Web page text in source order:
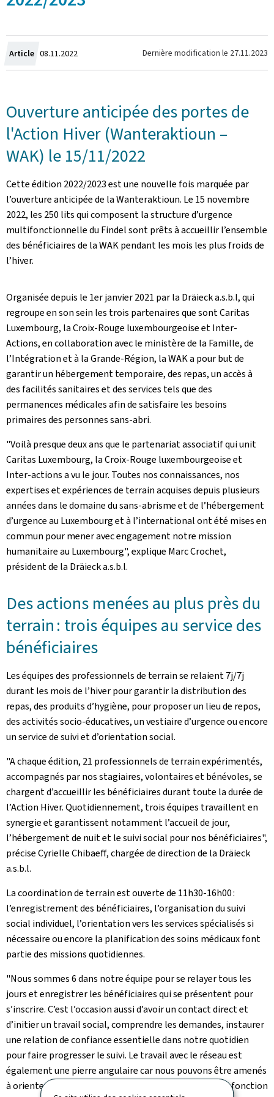
Article Crée
le
08.11.2022 Dernière modification le 27.11.2023
Ouverture anticipée des portes de
l'Action Hiver (Wanteraktioun –
WAK) le 15/11/2022
Cette édition 2022/2023 est une nouvelle fois marquée par
l’ouverture anticipée de la Wanteraktioun. Le 15 novembre
2022, les 250 lits qui composent la structure d’urgence
multifonctionnelle du Findel sont prêts à accueillir l’ensemble
des bénéficiaires de la WAK pendant les mois les plus froids de
l’hiver.
Organisée depuis le 1er janvier 2021 par la Dräieck a.s.b.l, qui
regroupe en son sein les trois partenaires que sont Caritas
Luxembourg, la Croix-Rouge luxembourgeoise et Inter-
Actions, en collaboration avec le ministère de la Famille, de
l’Intégration et à la Grande-Région, la WAK a pour but de
garantir un hébergement temporaire, des repas, un accès à
des facilités sanitaires et des services tels que des
permanences médicales afin de satisfaire les besoins
primaires des personnes sans-abri.
"Voilà presque deux ans que le partenariat associatif qui unit
Caritas Luxembourg, la Croix-Rouge luxembourgeoise et
Inter-actions a vu le jour. Toutes nos connaissances, nos
expertises et expériences de terrain acquises depuis plusieurs
années dans le domaine du sans-abrisme et de l’hébergement
d’urgence au Luxembourg et à l’international ont été mises en
commun pour mener avec engagement notre mission
humanitaire au Luxembourg", explique Marc Crochet,
président de la Dräieck a.s.b.l.
Des actions menées au plus près du
terrain : trois équipes au service des
bénéficiaires
Les équipes des professionnels de terrain se relaient 7j/7j
durant les mois de l’hiver pour garantir la distribution des
repas, des produits d’hygiène, pour proposer un lieu de repos,
des activités socio-éducatives, un vestiaire d’urgence ou encore
un service de suivi et d’orientation social.
"A chaque édition, 21 professionnels de terrain expérimentés,
accompagnés par nos stagiaires, volontaires et bénévoles, se
chargent d’accueillir les bénéficiaires durant toute la durée de
l’Action Hiver. Quotidiennement, trois équipes travaillent en
synergie et garantissent notamment l’accueil de jour,
l’hébergement de nuit et le suivi social pour nos bénéficiaires",
précise Cyrielle Chibaeff, chargée de direction de la Dräieck
a.s.b.l.
La coordination de terrain est ouverte de 11h30-16h00 :
l’enregistrement des bénéficiaires, l’organisation du suivi
social individuel, l’orientation vers les services spécialisés si
nécessaire ou encore la planification des soins médicaux font
partie des missions quotidiennes.
"Nous sommes 6 dans notre équipe pour se relayer tous les
jours et enregistrer les bénéficiaires qui se présentent pour
s’inscrire. C’est l’occasion aussi d’avoir un contact direct et
d’initier un travail social, comprendre les demandes, instaurer
une relation de confiance essentielle dans notre quotidien
pour faire progresser le suivi. Le travail avec le réseau est
également une pierre angulaire car nous pouvons être amenés
à orienter les bénéficiaires vers d’autres structures en fonction